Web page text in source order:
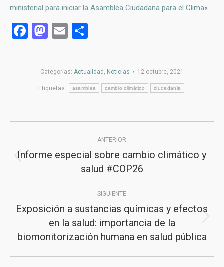
ministerial para iniciar la Asamblea Ciudadana para el Clima«
Facebook
Mastodon
Email
Categorías: Actualidad , Noticias 12 octubre, 2021
Etiquetas: asamblea cambio climático ciudadania
Navegación
entre
publicaciones
ANTERIOR
Publicación
anterior:
Informe especial sobre cambio climático y
salud #COP26
SIGUIENTE
Publicación
siguiente:
Exposición a sustancias químicas y efectos
en la salud: importancia de la
biomonitorización humana en salud pública